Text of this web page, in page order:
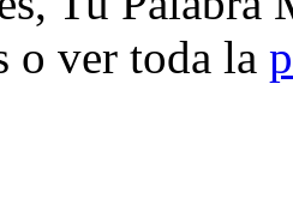
o ver toda la